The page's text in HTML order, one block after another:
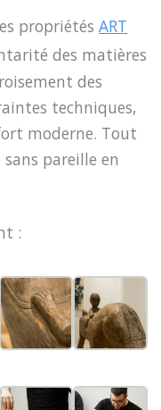
propriétés ART
des matières
des
techniques,
moderne. Tout
pareille en
: